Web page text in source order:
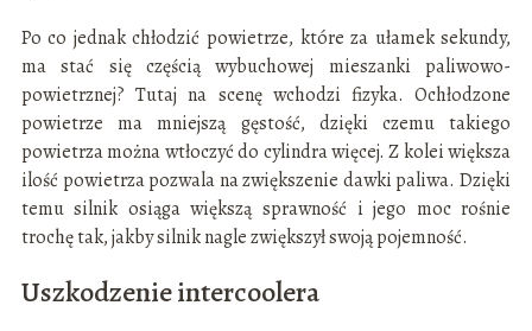
Po co jednak chłodzić powietrze, które za ułamek sekundy,
ma stać się częścią wybuchowej mieszanki paliwowo-
powietrznej? Tutaj na scenę wchodzi fizyka. Ochłodzone
powietrze ma mniejszą gęstość, dzięki czemu takiego
powietrza można wtłoczyć do cylindra więcej. Z kolei większa
ilość powietrza pozwala na zwiększenie dawki paliwa. Dzięki
temu silnik osiąga większą sprawność i jego moc rośnie
trochę tak, jakby silnik nagle zwiększył swoją pojemność.
Uszkodzenie intercoolera